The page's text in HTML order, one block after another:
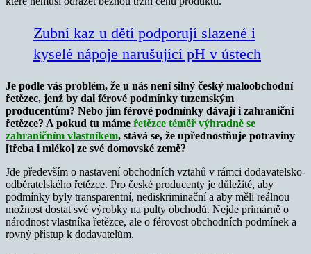
Zubní kaz u dětí podporují slazené i
kyselé nápoje narušující pH v ústech
Je podle vás problém, že u nás není silný český maloobchodní
řetězec, jenž by dal férové podmínky tuzemským
producentům? Nebo jim férové podmínky dávají i zahraniční
řetězce? A pokud tu máme řetězce téměř výhradně se
zahraničním vlastníkem, stává se, že upřednostňuje potraviny
[třeba i mléko] ze své domovské země?
Jde především o nastavení obchodních vztahů v rámci dodavatelsko-
odběratelského řetězce. Pro české producenty je důležité, aby
podmínky byly transparentní, nediskriminační a aby měli reálnou
možnost dostat své výrobky na pulty obchodů. Nejde primárně o
národnost vlastníka řetězce, ale o férovost obchodních podmínek a
rovný přístup k dodavatelům.